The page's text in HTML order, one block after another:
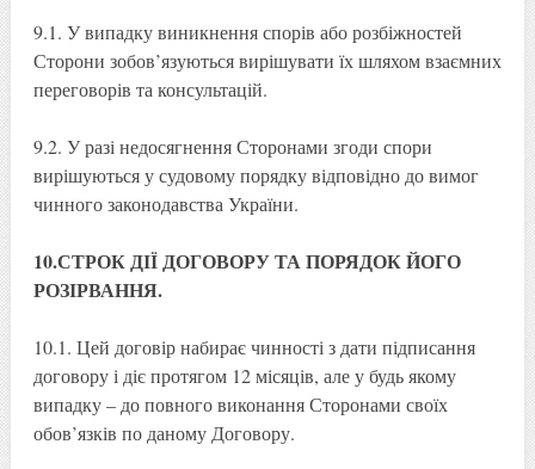
9.1. У випадку виникнення спорів або розбіжностей
Сторони зобов’язуються вирішувати їх шляхом взаємних
переговорів та консультацій.
9.2. У разі недосягнення Сторонами згоди спори
вирішуються у судовому порядку відповідно до вимог
чинного законодавства України.
10.СТРОК ДІЇ ДОГОВОРУ ТА ПОРЯДОК ЙОГО
РОЗІРВАННЯ.
10.1. Цей договір набирає чинності з дати підписання
договору і діє протягом 12 місяців, але у будь якому
випадку – до повного виконання Сторонами своїх
обов’язків по даному Договору.